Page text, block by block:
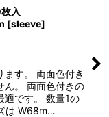
入
[sleeve]
ます。 両面色付き
ん。 両面色付きの
適です。 数量1の
は W68m…